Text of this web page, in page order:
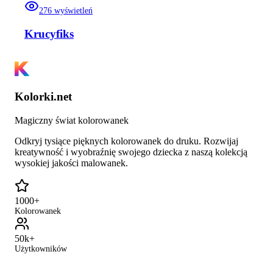
276 wyświetleń
Krucyfiks
Kolorki.net
Magiczny świat kolorowanek
Odkryj tysiące pięknych kolorowanek do druku. Rozwijaj
kreatywność i wyobraźnię swojego dziecka z naszą kolekcją
wysokiej jakości malowanek.
1000+
Kolorowanek
50k+
Użytkowników